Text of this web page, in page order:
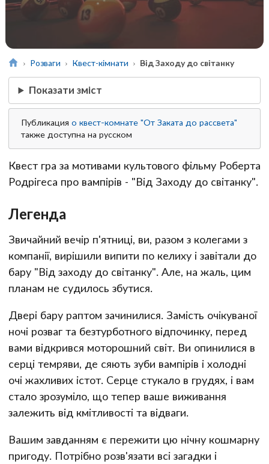
Розваги Квест-кімнати Від Заходу до світанку
Показати зміст
Публикацияо квест-комнате "От Заката до рассвета"
также доступна на русском
Квест гра за мотивами культового фільму Роберта
Родрігеса про вампірів - "Від Заходу до світанку".
Легенда
Звичайний вечір п'ятниці, ви, разом з колегами з
компанії, вирішили випити по келиху і завітали до
бару "Від заходу до світанку". Але, на жаль, цим
планам не судилось збутися.
Двері бару раптом зачинилися. Замість очікуваної
ночі розваг та безтурботного відпочинку, перед
вами відкрився моторошний світ. Ви опинилися в
серці темряви, де сяють зуби вампірів і холодні
очі жахливих істот. Серце стукало в грудях, і вам
стало зрозуміло, що тепер ваше виживання
залежить від кмітливості та відваги.
Вашим завданням є пережити цю нічну кошмарну
пригоду. Потрібно розв'язати всі загадки і